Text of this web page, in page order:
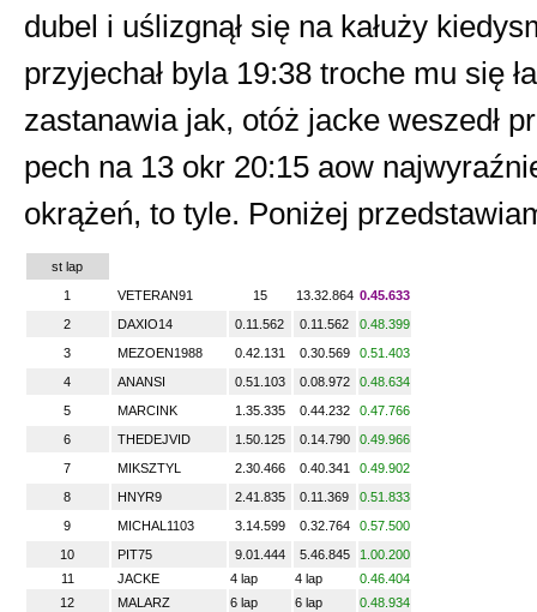
dubel i uślizgnął się na kałuży
przyjechał byla 19:38 troche mu się
zastanawia jak, otóż jacke weszedł
pech na 13 okr 20:15 aow
okrążeń, to tyle. Poniżej
st lap
1
VETERAN91 15 13.32.864 0.45.633
2
DAXIO14 0.11.562 0.11.562
0.48.399
3
MEZOEN1988 0.42.131 0.30.569
0.51.403
4
ANANSI 0.51.103 0.08.972
0.48.634
5
MARCINK 1.35.335 0.44.232
0.47.766
6
THEDEJVID 1.50.125 0.14.790
0.49.966
7
MIKSZTYL 2.30.466 0.40.341
0.49.902
8
HNYR9 2.41.835 0.11.369
0.51.833
9
MICHAL1103 3.14.599 0.32.764
0.57.500
10
PIT75 9.01.444 5.46.845
1.00.200
11
JACKE 4 lap 4 lap
0.46.404
12
MALARZ 6 lap 6 lap
0.48.934